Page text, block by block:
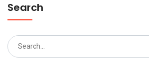
Search
Search
for: